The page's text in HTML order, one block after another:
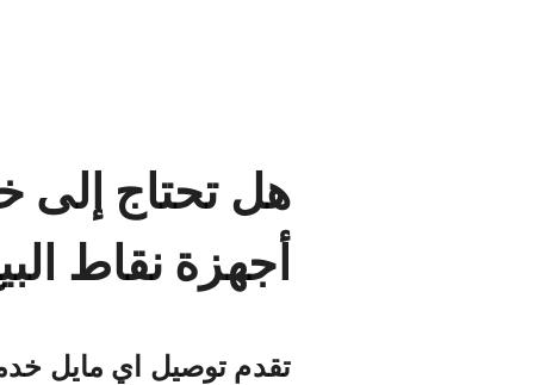
هل تحتاج إلى
أجهزة نقاط
تقدم توصيل اي مايل